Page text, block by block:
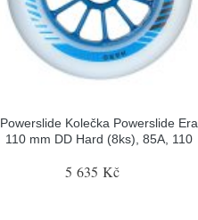
Powerslide Kolečka Powerslide Era
110 mm DD Hard (8ks), 85A, 110
5 635 Kč